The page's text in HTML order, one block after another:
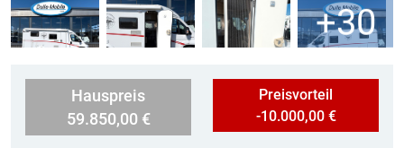
+30
Hauspreis
59.850,00 €
Preisvorteil
-10.000,00 €